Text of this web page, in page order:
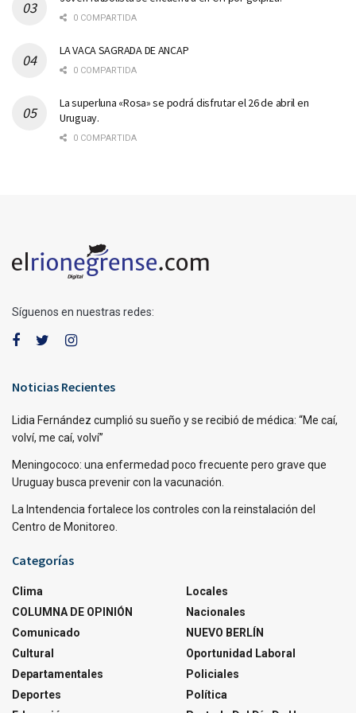
0 COMPARTIDA
LA VACA SAGRADA DE ANCAP
0 COMPARTIDA
La superluna «Rosa» se podrá disfrutar el 26 de abril en
Uruguay.
0 COMPARTIDA
Síguenos en nuestras redes:
Noticias Recientes
Lidia Fernández cumplió su sueño y se recibió de médica: “Me caí,
volví, me caí, volví”
Meningococo: una enfermedad poco frecuente pero grave que
Uruguay busca prevenir con la vacunación.
La Intendencia fortalece los controles con la reinstalación del
Centro de Monitoreo.
Categorías
Clima
COLUMNA DE OPINIÓN
Comunicado
Cultural
Departamentales
Deportes
Locales
Nacionales
NUEVO BERLÍN
Oportunidad Laboral
Policiales
Política